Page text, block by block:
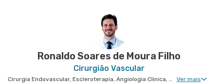
Shls nr. 716 Lote 6 Conj. G Subsolo - Asa Sul,
Ronaldo Soares de Moura Filho
Cirurgião Vascular
Cirurgia Endovascular, Escleroterapia, Angiologia Clinica, Cirurgia Vascular Para Colocação de Cateter Ver mais